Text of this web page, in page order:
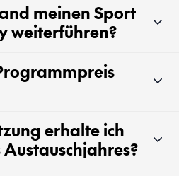
meinen Sport
weiterführen?
erhalte ich